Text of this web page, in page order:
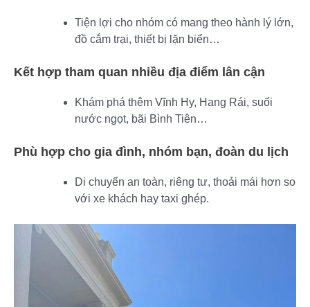
Tiện lợi cho nhóm có mang theo hành lý lớn,
đồ cắm trại, thiết bị lặn biển…
Kết hợp tham quan nhiều địa điểm lân cận
Khám phá thêm Vĩnh Hy, Hang Rái, suối
nước ngọt, bãi Bình Tiên…
Phù hợp cho gia đình, nhóm bạn, đoàn du lịch
Di chuyển an toàn, riêng tư, thoải mái hơn so
với xe khách hay taxi ghép.